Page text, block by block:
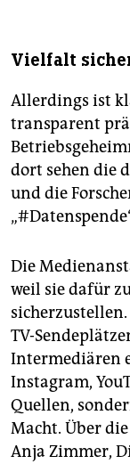
Vielfalt
Allerdings ist
transparent
dort sehen die
und die
Die
weil sie dafür
TV-
Intermediären
Instagram,
Quellen,
Macht. Über
Anja Zimmer,